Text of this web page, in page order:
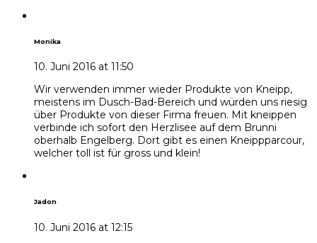
Monika
10. Juni 2016 at 11:50
Wir verwenden immer wieder Produkte von Kneipp,
meistens im Dusch-Bad-Bereich und würden uns riesig
über Produkte von dieser Firma freuen. Mit kneippen
verbinde ich sofort den Herzlisee auf dem Brunni
oberhalb Engelberg. Dort gibt es einen Kneippparcour,
welcher toll ist für gross und klein!
Jadon
10. Juni 2016 at 12:15